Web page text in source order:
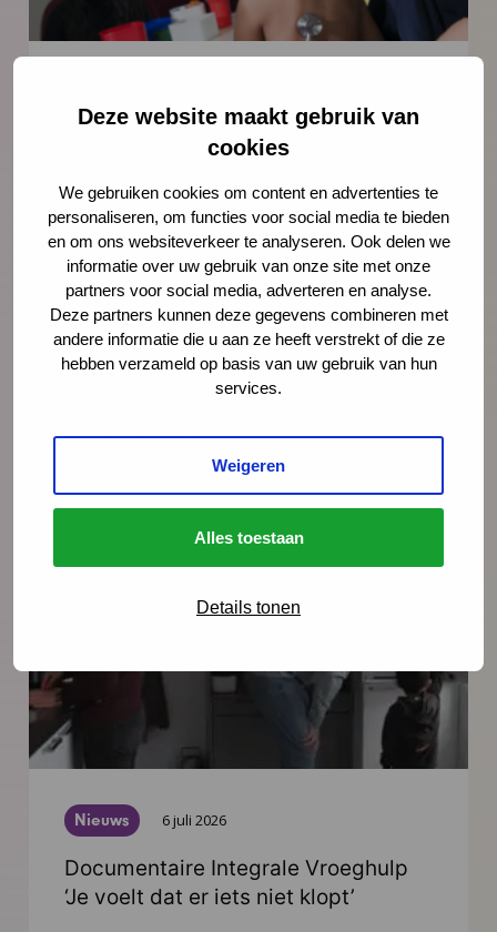
Deze website maakt gebruik van
cookies
We gebruiken cookies om content en advertenties te
personaliseren, om functies voor social media te bieden
en om ons websiteverkeer te analyseren. Ook delen we
informatie over uw gebruik van onze site met onze
partners voor social media, adverteren en analyse.
Deze partners kunnen deze gegevens combineren met
andere informatie die u aan ze heeft verstrekt of die ze
hebben verzameld op basis van uw gebruik van hun
services.
Weigeren
Alles toestaan
Details tonen
Vernieuwing JGZ-richtlijnen 2023–
richtlijnen gepubliceerd
Na de publicatie van de herziene JGZ-
richtlijn Kindermishandeling en de nieuwe
JGZ-richtlijn Mondzorg in juli 2025 zijn nog
zes JGZ-richtlijnen verschenen. In dit bericht
zetten we ze op een rij en blikken we
worden verwacht.
Lees meer
Nieuws 6 juli 2026
Documentaire Integrale Vroeghulp
‘Je voelt dat er iets niet klopt’